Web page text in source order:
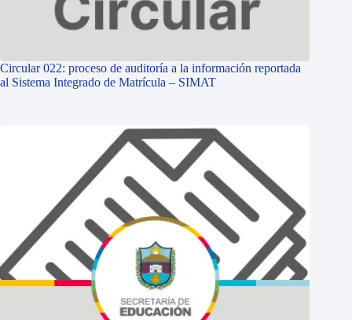
Circular 022: proceso de auditoría a la información reportada
al Sistema Integrado de Matrícula – SIMAT